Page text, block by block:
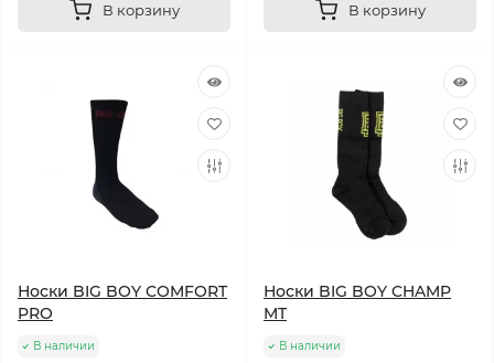
В корзину В корзину
Носки BIG BOY COMFORT
PRO
В наличии
Носки BIG BOY CHAMP
MT
В наличии